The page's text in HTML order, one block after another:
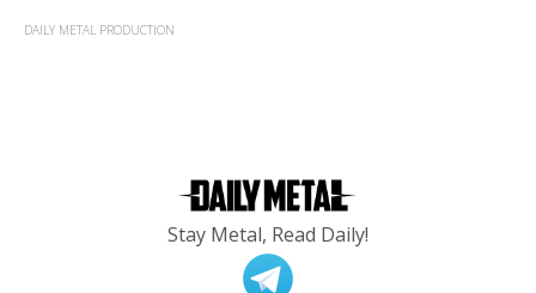
DAILY METAL PRODUCTION
Stay Metal, Read Daily!